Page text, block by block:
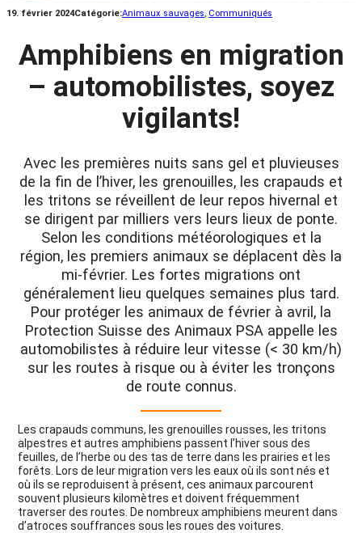
19. février 2024Catégorie:Animaux sauvages, Communiqués
Amphibiens en migration
– automobilistes, soyez
vigilants!
Avec les premières nuits sans gel et pluvieuses
de la fin de l’hiver, les grenouilles, les crapauds et
les tritons se réveillent de leur repos hivernal et
se dirigent par milliers vers leurs lieux de ponte.
Selon les conditions météorologiques et la
région, les premiers animaux se déplacent dès la
mi-février. Les fortes migrations ont
généralement lieu quelques semaines plus tard.
Pour protéger les animaux de février à avril, la
Protection Suisse des Animaux PSA appelle les
automobilistes à réduire leur vitesse (< 30 km/h)
sur les routes à risque ou à éviter les tronçons
de route connus.
Les crapauds communs, les grenouilles rousses, les tritons
alpestres et autres amphibiens passent l’hiver sous des
feuilles, de l’herbe ou des tas de terre dans les prairies et les
forêts. Lors de leur migration vers les eaux où ils sont nés et
où ils se reproduisent à présent, ces animaux parcourent
souvent plusieurs kilomètres et doivent fréquemment
traverser des routes. De nombreux amphibiens meurent dans
d’atroces souffrances sous les roues des voitures.